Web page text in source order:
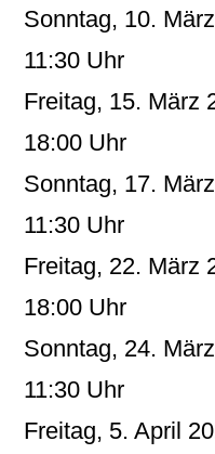
Sonntag, 10.
11:30 Uhr
Freitag, 15. März
18:00 Uhr
Sonntag, 17.
11:30 Uhr
Freitag, 22. März
18:00 Uhr
Sonntag, 24.
11:30 Uhr
Freitag, 5. April